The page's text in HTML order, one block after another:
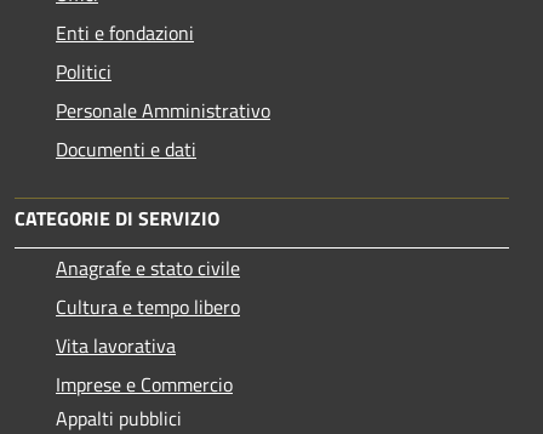
Enti e fondazioni
Politici
Personale Amministrativo
Documenti e dati
CATEGORIE DI SERVIZIO
Anagrafe e stato civile
Cultura e tempo libero
Vita lavorativa
Imprese e Commercio
Appalti pubblici